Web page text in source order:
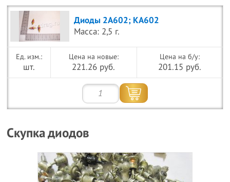
Диоды 2А602; КА602
Масса: 2,5 г.
шт.
Цена на новые:
221.26 руб.
Цена на б/у:
201.15 руб.
Скупка диодов